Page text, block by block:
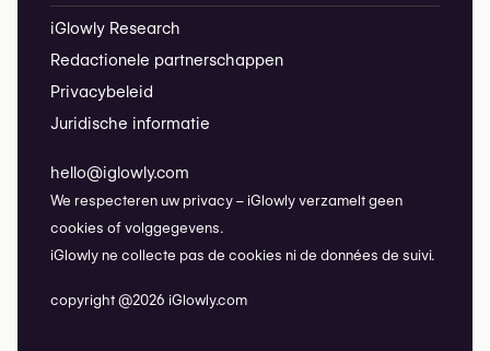
iGlowly Research
Redactionele partnerschappen
Privacybeleid
Juridische informatie
hello@iglowly.com
We respecteren uw privacy – iGlowly verzamelt geen
cookies of volggegevens.
iGlowly ne collecte pas de cookies ni de données de suivi.
copyright @2026 iGlowly.com